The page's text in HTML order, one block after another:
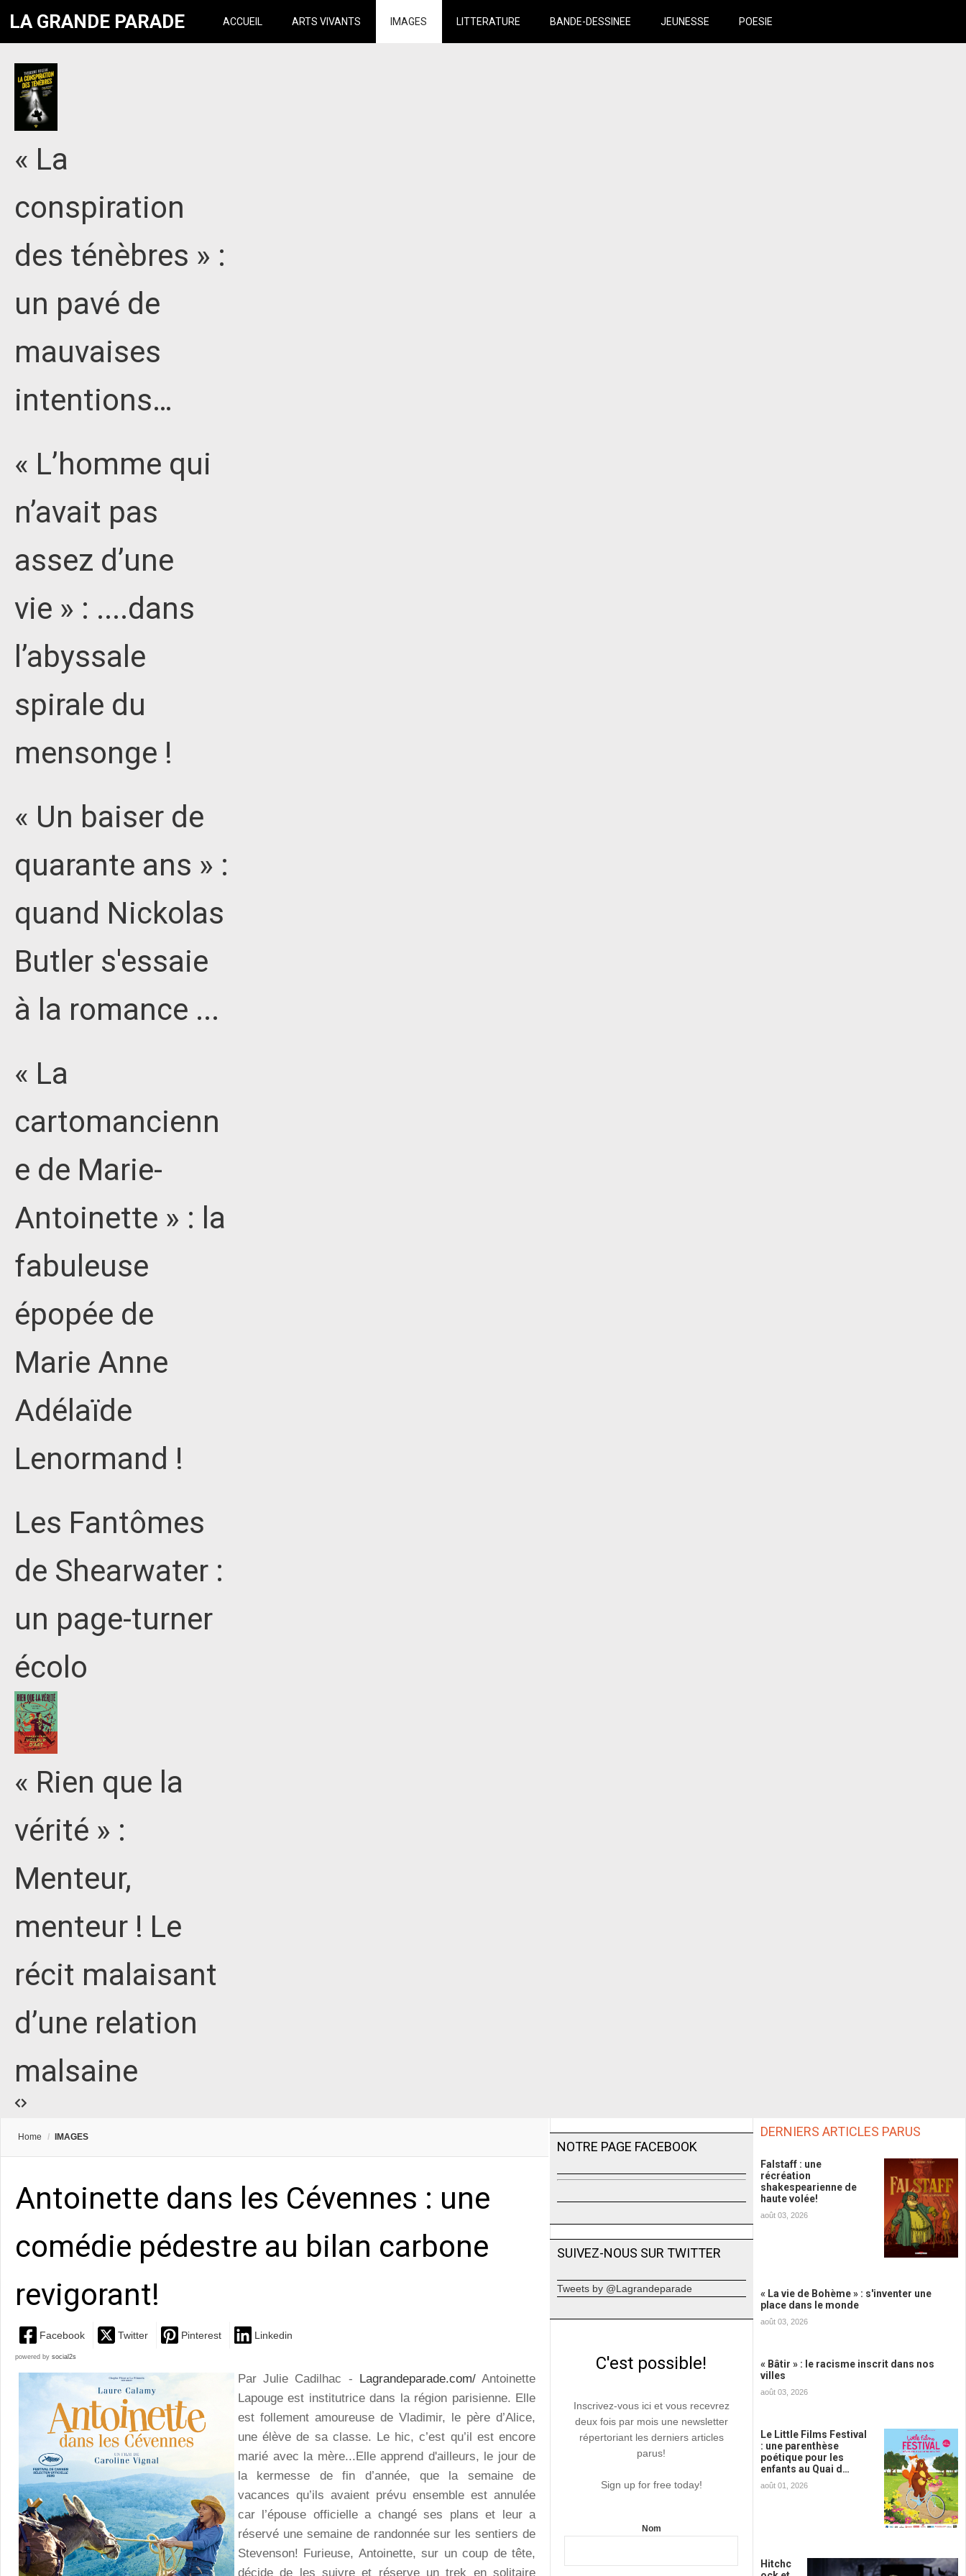
LA GRANDE PARADE ACCUEIL ARTS VIVANTS IMAGES LITTERATURE BANDE-DESSINEE JEUNESSE POESIE
« La
conspiration
des ténèbres » :
un pavé de
mauvaises
intentions…
« L’homme qui
n’avait pas
assez d’une
vie » : ....dans
l’abyssale
spirale du
mensonge !
« Un baiser de
quarante ans » :
quand Nickolas
Butler s'essaie
à la romance ...
« La
cartomancienn
e de Marie-
Antoinette » : la
fabuleuse
épopée de
Marie Anne
Adélaïde
Lenormand !
Les Fantômes
de Shearwater :
un page-turner
écolo
« Rien que la
vérité » :
Menteur,
menteur ! Le
récit malaisant
d’une relation
malsaine
Home / IMAGES
Antoinette dans les Cévennes : une
comédie pédestre au bilan carbone
revigorant!
Facebook Twitter Pinterest Linkedin
powered by social2s
Par Julie Cadilhac - Lagrandeparade.com/Antoinette
Lapouge est institutrice dans la région parisienne. Elle
est follement amoureuse de Vladimir, le père d’Alice,
une élève de sa classe. Le hic, c’est qu’il est encore
marié avec la mère...Elle apprend d'ailleurs, le jour de
la kermesse de fin d’année, que la semaine de
vacances qu’ils avaient prévu ensemble est annulée
car l’épouse officielle a changé ses plans et leur a
réservé une semaine de randonnée sur les sentiers de
Stevenson! Furieuse, Antoinette, sur un coup de tête,
décide de les suivre et réserve un trek en solitaire
NOTRE PAGE FACEBOOK
SUIVEZ-NOUS SUR TWITTER
Tweets by @Lagrandeparade
C'est possible!
Inscrivez-vous ici et vous recevrez
deux fois par mois une newsletter
répertoriant les derniers articles
parus!
Sign up for free today!
Nom
DERNIERS ARTICLES PARUS
Falstaff : une
récréation
shakespearienne de
haute volée!
août 03, 2026
« La vie de Bohème » : s'inventer une
place dans le monde
août 03, 2026
« Bâtir » : le racisme inscrit dans nos
villes
août 03, 2026
Le Little Films Festival
: une parenthèse
poétique pour les
enfants au Quai d…
août 01, 2026
Hitchc